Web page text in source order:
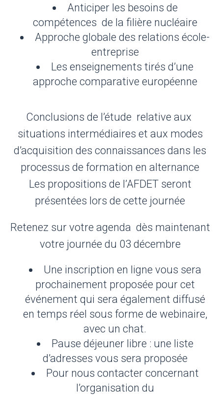
Anticiper les besoins de
compétences de la filière nucléaire
Approche globale des relations école-
entreprise
Les enseignements tirés d’une
approche comparative européenne
Conclusions de l’étude relative aux
situations intermédiaires et aux modes
d’acquisition des connaissances dans les
processus de formation en alternance
Les propositions de l’AFDET seront
présentées lors de cette journée
Retenez sur votre agenda dès maintenant
votre journée du 03 décembre
Une inscription en ligne vous sera
prochainement proposée pour cet
événement qui sera également diffusé
en temps réel sous forme de webinaire,
avec un chat.
Pause déjeuner libre : une liste
d’adresses vous sera proposée
Pour nous contacter concernant
l’organisation du